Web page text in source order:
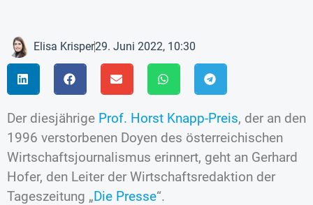
Elisa Krisper29. Juni 2022, 10:30
Der diesjährige Prof. Horst Knapp-Preis, der an den
1996 verstorbenen Doyen des österreichischen
Wirtschaftsjournalismus erinnert, geht an Gerhard
Hofer, den Leiter der Wirtschaftsredaktion der
Tageszeitung „Die Presse“.